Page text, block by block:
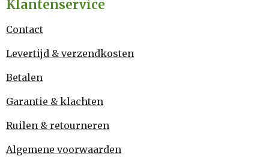
Klantenservice
Contact
Levertijd & verzendkosten
Betalen
Garantie & klachten
Ruilen & retourneren
Algemene voorwaarden